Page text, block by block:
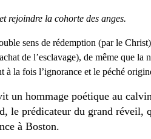
rejoindre la cohorte des anges.
sens de rédemption (par le
de l’esclavage), de même que la
à la fois l’ignorance et le péché
un hommage poétique au
le prédicateur du grand réveil,
à Boston.